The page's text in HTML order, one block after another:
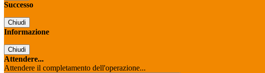
Successo
Chiudi
Informazione
Chiudi
Attendere...
Attendere il completamento dell'operazione...